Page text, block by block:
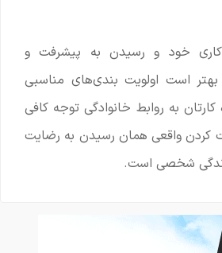
کاری خود و رسیدن به پیشرفت و
است اولویت بندی‌های مناسبی
به روابط خانوادگی توجه کافی
کردن واقعی همان رسیدن به رضایت
شخصی است.